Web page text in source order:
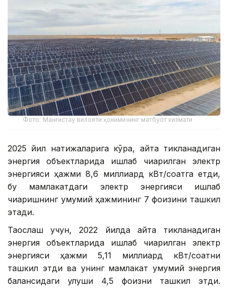
Фото: Манғистау вилояти ҳокимининг матбуот хизмати
2025 йил натижаларига кўра, қайта тикланадиган
энергия объектларида ишлаб чиқарилган электр
энергияси ҳажми 8,6 миллиард кВт/соатга етди,
бу мамлакатдаги электр энергияси ишлаб
чиқаришнинг умумий ҳажмининг 7 фоизини ташкил
этади.
Таққослаш учун, 2022 йилда қайта тикланадиган
энергия объектларида ишлаб чиқарилган электр
энергияси ҳажми 5,11 миллиард кВт/соатни
ташкил этди ва унинг мамлакат умумий энергия
балансидаги улуши 4,5 фоизни ташкил этди.